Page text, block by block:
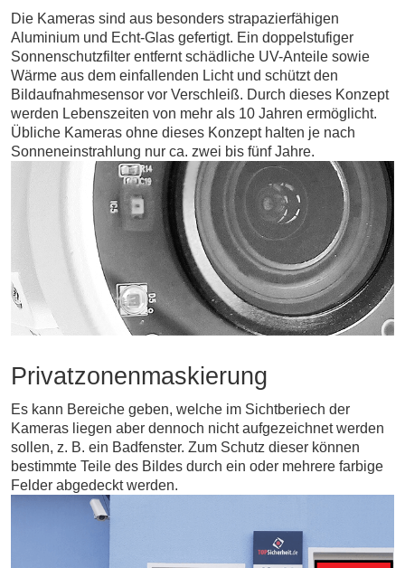
Die Kameras sind aus besonders strapazierfähigen
Aluminium und Echt-Glas gefertigt. Ein doppelstufiger
Sonnenschutzfilter entfernt schädliche UV-Anteile sowie
Wärme aus dem einfallenden Licht und schützt den
Bildaufnahmesensor vor Verschleiß. Durch dieses Konzept
werden Lebenszeiten von mehr als 10 Jahren ermöglicht.
Übliche Kameras ohne dieses Konzept halten je nach
Sonneneinstrahlung nur ca. zwei bis fünf Jahre.
Privatzonenmaskierung
Es kann Bereiche geben, welche im Sichtberiech der
Kameras liegen aber dennoch nicht aufgezeichnet werden
sollen, z. B. ein Badfenster. Zum Schutz dieser können
bestimmte Teile des Bildes durch ein oder mehrere farbige
Felder abgedeckt werden.